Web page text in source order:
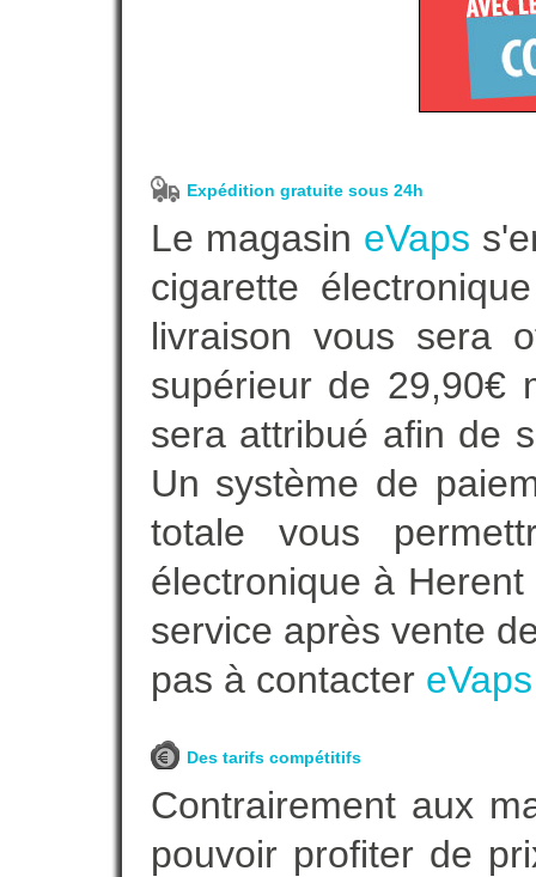
Expédition gratuite sous 24h
Le magasin eVaps
cigarette
livraison vous sera
supérieur de 29,90€
sera attribué afin de
Un système de
totale vous
électronique à
service après vente
pas à contacter eVaps
Des tarifs compétitifs
Contrairement aux
pouvoir profiter de